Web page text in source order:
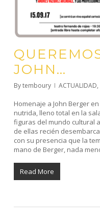
JOHN…
Bytemboury ACTUALIDAD,
Homenaje a John Berger
nutrida, lleno total en la
figuras del mundo cultural
de ellas recién
con su presencia que la
mano de Berger, nada
Read More